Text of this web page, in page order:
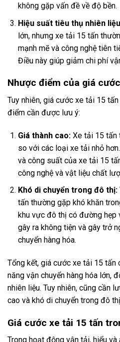
không gặp vấn đề về độ bền.
Hiệu suất tiêu thụ nhiên
lớn, nhưng xe tải 15 tấn
mạnh mẽ và công nghệ tiên
Điều này giúp giảm chi phí
Nhược điểm của giá
Tuy nhiên, giá cước xe tải 15
điểm cần được lưu ý:
Giá thành cao:Xe tải 15 tấn
so với các loại xe tải nhỏ
và công suất của xe tải 15
công nghệ và vật liệu chất
Khó di chuyển trong đô thị:
tấn thường gặp khó khăn
khu vực đô thị có đường hẹp
gây ra không tiện và gây trở
chuyển hàng hóa.
Tổng kết, giá cước xe tải 15 tấn
năng vận chuyển hàng hóa lớn,
nhiên liệu. Tuy nhiên, cũng cần
cao và khó di chuyển trong đô
Giá cước xe tải 15 tấn
Trong hoạt động vận tải, hiểu